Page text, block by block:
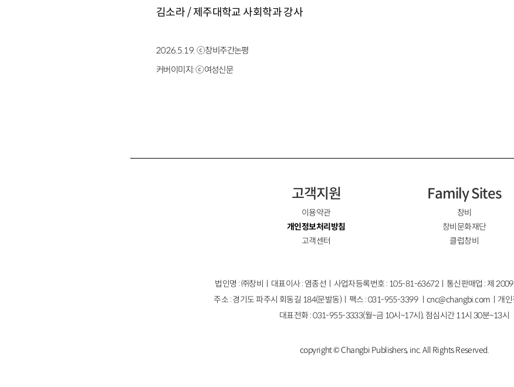
김소라 / 제주대학교 사회학과 강사
2026.5.19. ⓒ창비주간논평
커버이미지:ⓒ여성신문
고객지원
이용약관
개인정보처리방침
고객센터
Family Sites
창비
창비문화재단
클럽창비
법인명 : ㈜창비ㅣ대표이사 : 염종선ㅣ사업자등록번호 : 105-81-63672ㅣ통신판매업 : 제
주소 : 경기도 파주시 회동길 184(문발동)ㅣ팩스 : 031-955-3399 ㅣcnc@changbi.com ㅣ개
대표전화 : 031-955-3333(월~금 10시~17시), 점심시간 11시 30분~13시
copyright © Changbi Publishers, inc. All Rights Reserved.